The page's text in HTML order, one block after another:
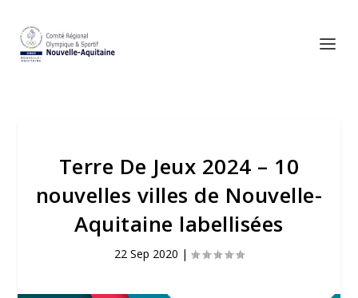
Terre De Jeux 2024 – 10
nouvelles villes de Nouvelle-
Aquitaine labellisées
22 Sep 2020 |